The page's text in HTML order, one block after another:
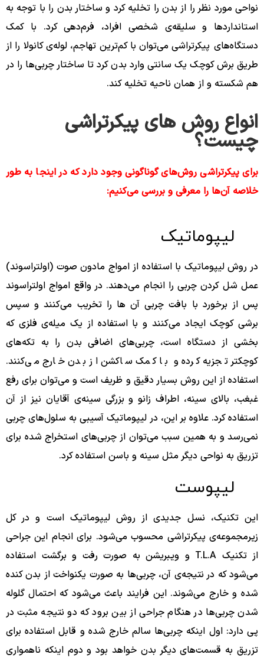
نواحی مورد نظر را از بدن را تخلیه کرد و ساختار بدن را با توجه به
استانداردها و سلیقه‌ی شخصی افراد، فرم‌دهی کرد. با کمک
دستگاه‌های پیکرتراشی می‌توان با کم‌ترین تهاجم، لوله‌ی کانولا را از
طریق برش کوچک یک سانتی وارد بدن کرد تا ساختار چربی‌ها را در
هم شکسته و از همان ناحیه تخلیه کند.
انواع روش های پیکرتراشی
چیست؟
برای پیکرتراشی روش‌های گوناگونی وجود دارد که در اینجا به طور
خلاصه آن‌ها را معرفی و بررسی می‌کنیم:
لیپوماتیک
در روش لیپوماتیک با استفاده از امواج مادون صوت (اولتراسوند)
عمل شل کردن چربی را انجام می‌دهند. در واقع امواج اولتراسوند
پس از برخورد با بافت چربی آن ها را تخریب می‌کنند و سپس
برشی کوچک ایجاد می‌کنند و با استفاده از یک میله‌ی فلزی که
بخشی از دستگاه است، چربی‌های اضافی بدن را به تکه‌های
کوچکتر تجزیه کرده و با کمک ساکشن از بدن خارج می‌کنند.
استفاده از این روش بسیار دقیق و ظریف است و می‌توان برای رفع
غبغب، بالای سینه، اطراف زانو و بزرگی سینه‌ی آقایان نیز از آن
استفاده کرد. علاوه بر این، در لیپوماتیک آسیبی به سلول‌های چربی
نمی‌رسد و به همین سبب می‌توان از چربی‌های استخراج شده برای
تزریق به نواحی دیگر مثل سینه و باسن استفاده کرد.
لیپوست
این تکنیک، نسل جدیدی از روش لیپوماتیک است و در کل
زیرمجموعه‌ی پیکرتراشی محسوب می‌شود. برای انجام این جراحی
از تکنیک T.L.A و ویبریشن به صورت رفت و برگشت استفاده
می‌شود که در نتیجه‌ی آن، چربی‌ها به صورت یکنواخت از بدن کنده
شده و خارج می‌شوند. این فرایند باعث می‌شود که احتمال گلوله
شدن چربی‌ها در هنگام جراحی از بین برود که دو نتیجه مثبت در
پی دارد: اول اینکه چربی‌ها سالم خارج شده و قابل استفاده برای
تزریق به قسمت‌های دیگر بدن خواهد بود و دوم اینکه ناهمواری